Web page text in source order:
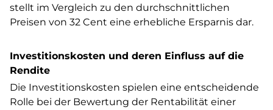
stellt im Vergleich zu den durchschnittlichen
Preisen von 32 Cent eine erhebliche Ersparnis dar.
Investitionskosten und deren Einfluss auf die
Rendite
Die Investitionskosten spielen eine entscheidende
Rolle bei der Bewertung der Rentabilität einer